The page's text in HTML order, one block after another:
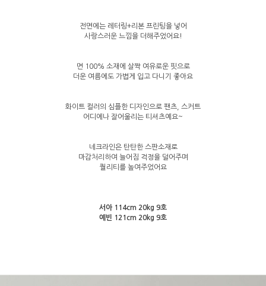
전면에는 레터링+리본 프린팅을 넣어
사랑스러운 느낌을 더해주었어요!
면 100% 소재에 살짝 여유로운 핏으로
더운 여름에도 가볍게 입고 다니기 좋아요
화이트 컬러의 심플한 디자인으로 팬츠, 스커트
어디에나 잘어울리는 티셔츠예요~
네크라인은 탄탄한 스판소재로
마감처리하여 늘어짐 걱정을 덜어주며
퀄리티를 높여주었어요
서아 114cm 20kg 9호
예빈 121cm 20kg 9호